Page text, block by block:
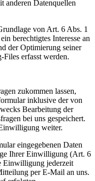
anderen Datenquellen
von Art. 6 Abs. 1
berechtigtes Interesse an
der Optimierung seiner
Files erfasst werden.
zukommen lassen,
inklusive der von
Bearbeitung der
bei uns gespeichert.
weiter.
eingegebenen Daten
Ihrer Einwilligung (Art. 6
Einwilligung jederzeit
per E-Mail an uns.